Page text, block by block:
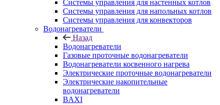
Системы управления для настенных котлов
Системы управления для напольных котлов
Системы управления для конвекторов
Водонагреватели
Назад
Водонагреватели
Газовые проточные водонагреватели
Водонагреватели косвенного нагрева
Электрические проточные водонагреватели
Электрические накопительные
водонагреватели
BAXI